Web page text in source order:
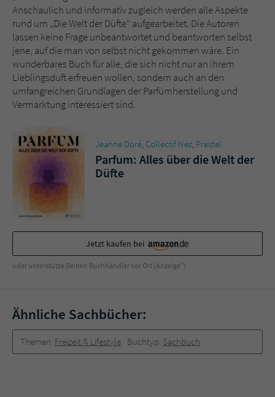
Anschaulich und informativ zugleich werden alle Aspekte
rund um „Die Welt der Düfte“ aufgearbeitet. Die Autoren
lassen keine Frage unbeantwortet und beantworten selbst
jene, auf die man von selbst nicht gekommen wäre. Ein
wunderbares Buch für alle, die sich nicht nur an ihrem
Lieblingsduft erfreuen wollen, sondern auch an den
umfangreichen Grundlagen der Parfümherstellung und
Vermarktung interessiert sind.
Jeanne Doré Collectif Nez Prestel
Parfum: Alles über die Welt der
Düfte
Jetzt kaufen bei
oder unterstütze Deinen Buchhändler vor Ort (Anzeige*)
Ähnliche Sachbücher:
Themen: Freizeit & Lifestyle Buchtyp: Sachbuch